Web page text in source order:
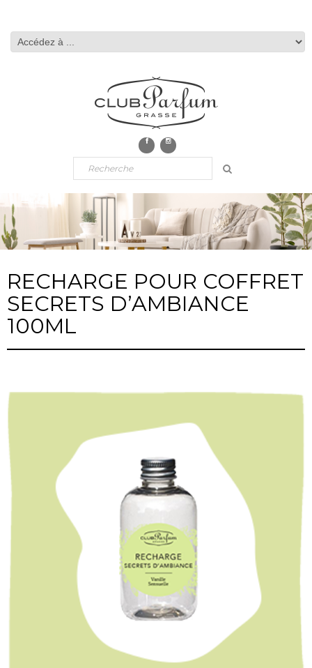
RECHARGE POUR COFFRET
SECRETS D’AMBIANCE
100ML